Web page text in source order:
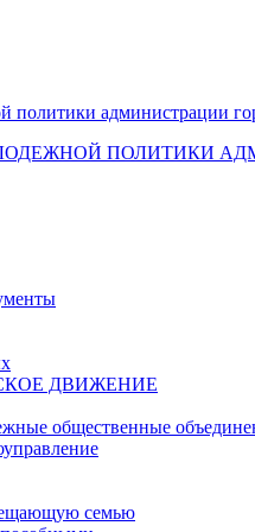
ПОЛИТИКИ
ДВИЖЕНИЕ
общественные
семью